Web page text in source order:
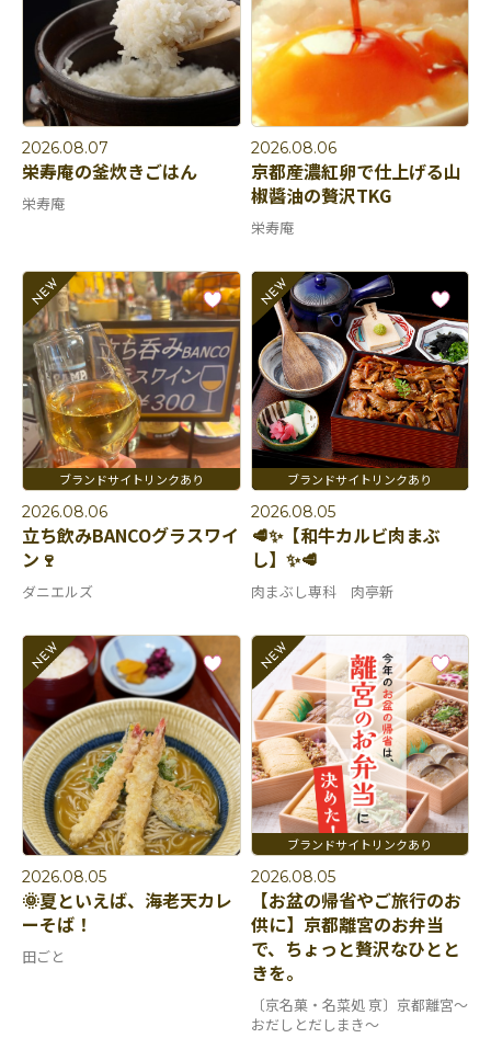
2026.08.07
栄寿庵の釜炊きごはん
栄寿庵
2026.08.06
京都産濃紅卵で仕上げる山
椒醬油の贅沢TKG
栄寿庵
2026.08.06
立ち飲みBANCOグラスワイ
ン🍷
ダニエルズ
2026.08.05
🥩✨【和牛カルビ肉まぶ
し】✨🥩
肉まぶし専科 肉亭新
2026.08.05
🌞夏といえば、海老天カレ
ーそば！
田ごと
2026.08.05
【お盆の帰省やご旅行のお
供に】京都離宮のお弁当
で、ちょっと贅沢なひとと
きを。
〔京名菓・名菜処 亰〕京都離宮～
おだしとだしまき～